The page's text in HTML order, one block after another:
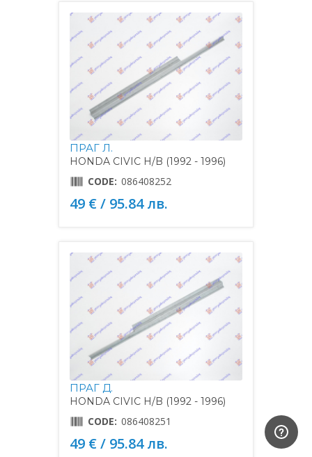
ПРАГ Л.
HONDA CIVIC H/B (1992 - 1996)
CODE: 086408252
49 € / 95.84 лв.
ПРАГ Д.
HONDA CIVIC H/B (1992 - 1996)
CODE: 086408251
49 € / 95.84 лв.